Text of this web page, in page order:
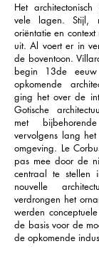
Het
vele lagen. Stijl,
oriëntatie en
uit. Al voert er in
de boventoon.
begin 13de
opkomende
ging het over de
Gotische
met
vervolgens lang
omgeving. Le
pas mee door de
centraal te
nouvelle
verdrongen het
werden
de basis voor de
de opkomende